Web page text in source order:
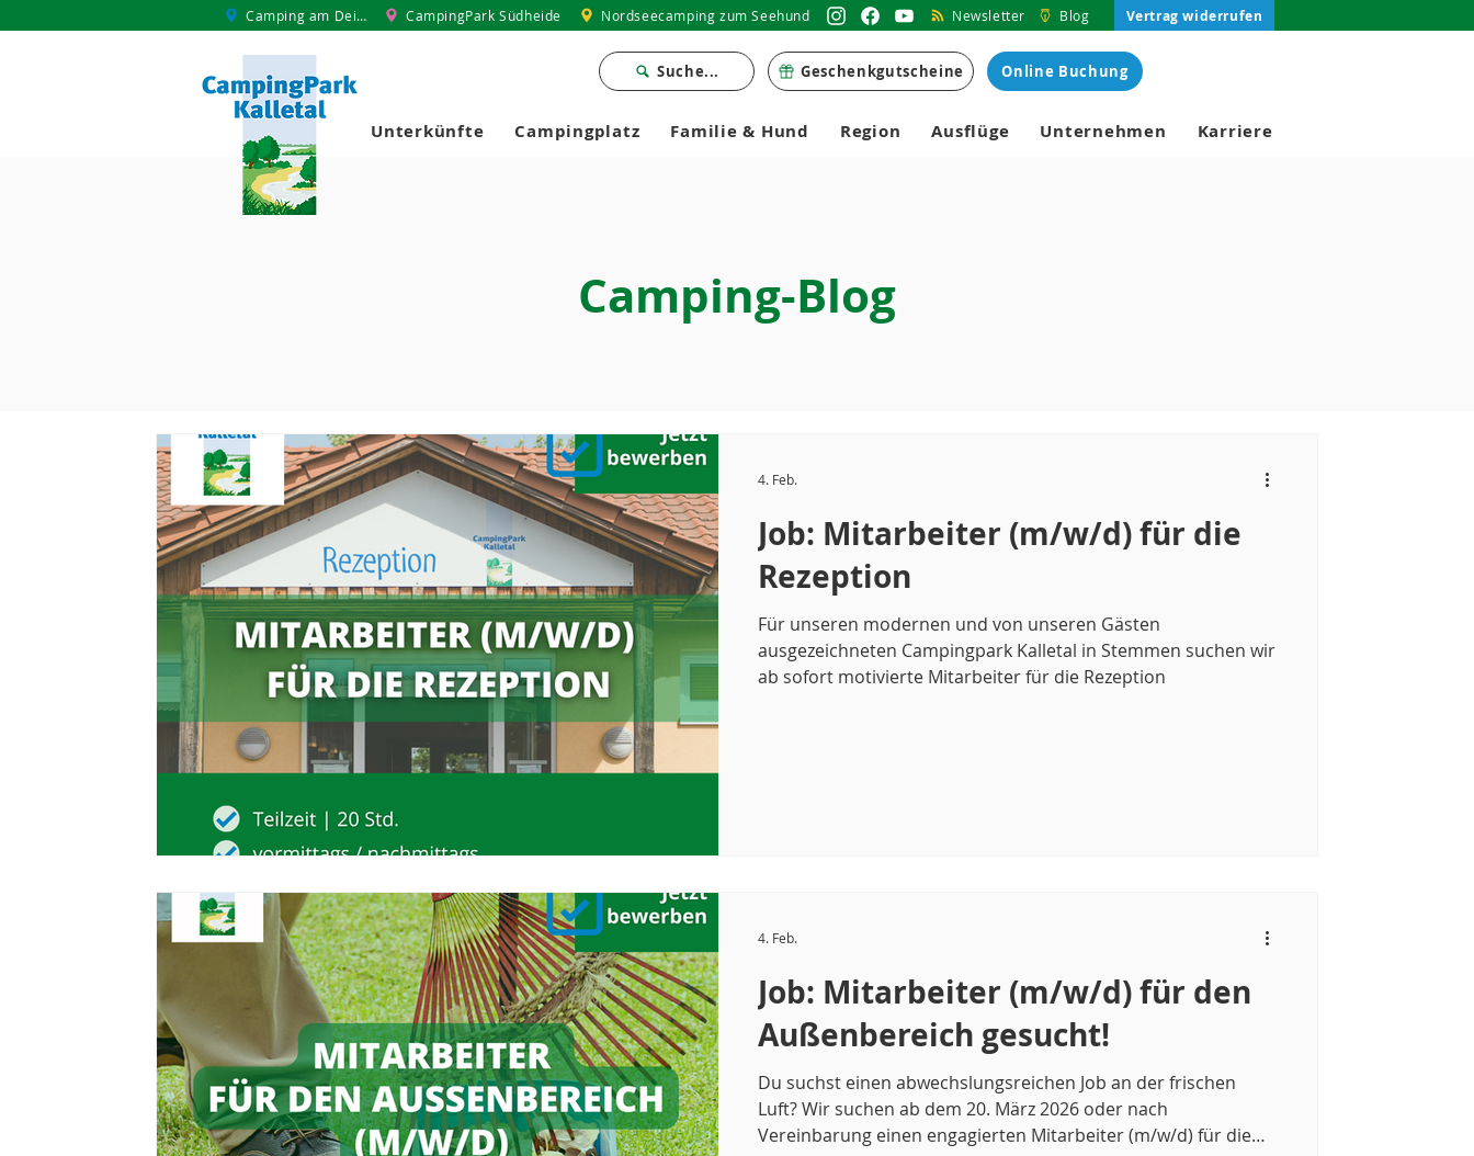
Suche... Geschenkgutscheine Online Buchung
Unterkünfte Campingplatz Familie & Hund Region Ausflüge Unternehmen Karriere
Camping am Deich CampingPark Südheide Nordseecamping zum Seehund Newsletter Blog Vertrag widerrufen
Camping-Blog
Job: Mitarbeiter (m/w/d) für die
Rezeption
Für unseren modernen und von unseren Gästen
ausgezeichneten Campingpark Kalletal in Stemmen suchen wir
ab sofort motivierte Mitarbeiter für die Rezeption
4. Feb.
Job: Mitarbeiter (m/w/d) für den
Außenbereich gesucht!
Du suchst einen abwechslungsreichen Job an der frischen
Luft? Wir suchen ab dem 20. März 2026 oder nach
Vereinbarung einen engagierten Mitarbeiter (m/w/d) für die
4. Feb.